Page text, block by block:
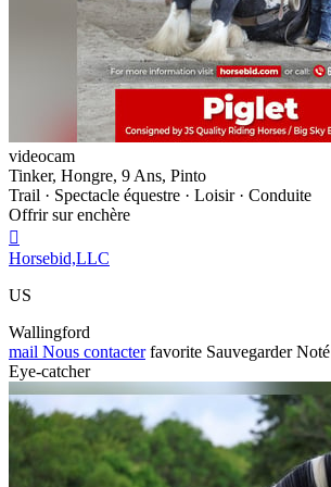
videocam
Tinker, Hongre, 9 Ans, Pinto
Trail · Spectacle équestre · Loisir · Conduite
Offrir sur enchère

Horsebid,LLC
US
Wallingford
mail Nous contacter favorite Sauvegarder Noté
Eye-catcher